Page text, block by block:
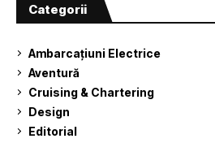
Categorii
Ambarcațiuni Electrice
Aventură
Cruising & Chartering
Design
Editorial